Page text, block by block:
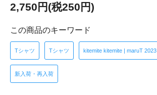
2,750円(税250円)
この商品のキーワード
Tシャツ Tシャツ kitemite kitemite | maruT 2023
新入荷・再入荷